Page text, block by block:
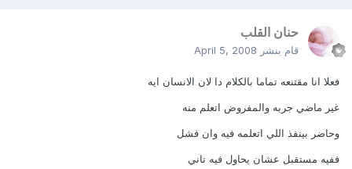
حنان القلب
قام بنشر April 5, 2008
فعلا انا مقتنعه تماما بالكلام دا لان الانسان ايه
غير ماضي جربه والمفروض اتعلم منه
وحاضر بينفذ اللي اتعلمه فيه وان فشل
ففيه مستقبل عشان يحاول فيه تاني